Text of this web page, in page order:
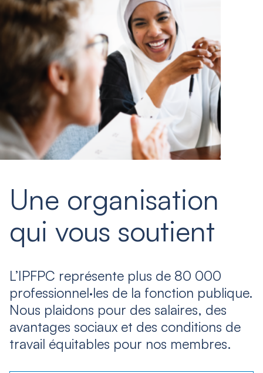
Une organisation
qui vous soutient
L’IPFPC représente plus de 80 000
professionnel·les de la fonction publique.
Nous plaidons pour des salaires, des
avantages sociaux et des conditions de
travail équitables pour nos membres.